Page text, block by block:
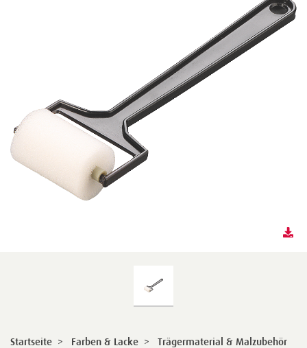
Startseite > Farben & Lacke >
Trägermaterial & Malzubehör